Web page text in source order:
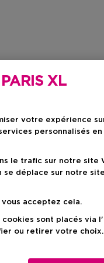
PARIS XL
votre expérience
personnalisés
le trafic sur notre site
déplace sur notre
vous acceptez cela.
sont placés via
ou retirer votre choix.